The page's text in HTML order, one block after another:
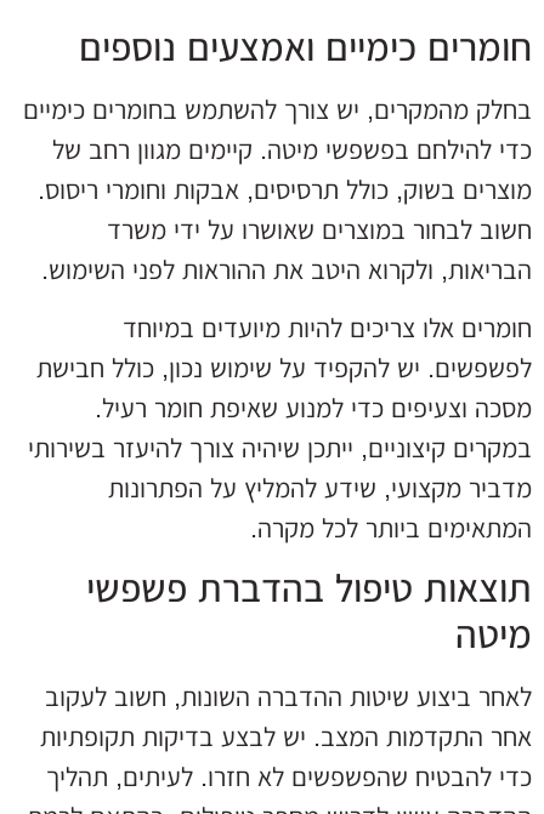
חומרים כימיים ואמצעים נוספים
בחלק מהמקרים, יש צורך להשתמש בחומרים כימיים
כדי להילחם בפשפשי מיטה. קיימים מגוון רחב של
מוצרים בשוק, כולל תרסיסים, אבקות וחומרי ריסוס.
חשוב לבחור במוצרים שאושרו על ידי משרד
הבריאות, ולקרוא היטב את ההוראות לפני השימוש.
חומרים אלו צריכים להיות מיועדים במיוחד
לפשפשים. יש להקפיד על שימוש נכון, כולל חבישת
מסכה וצעיפים כדי למנוע שאיפת חומר רעיל.
במקרים קיצוניים, ייתכן שיהיה צורך להיעזר בשירותי
מדביר מקצועי, שידע להמליץ על הפתרונות
המתאימים ביותר לכל מקרה.
תוצאות טיפול בהדברת פשפשי
מיטה
לאחר ביצוע שיטות ההדברה השונות, חשוב לעקוב
אחר התקדמות המצב. יש לבצע בדיקות תקופתיות
כדי להבטיח שהפשפשים לא חזרו. לעיתים, תהליך